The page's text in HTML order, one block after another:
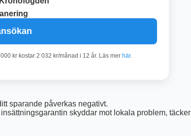
kr kostar 2 032 kr/månad i 12 år. Läs mer här.
sparande påverkas negativt.
skyddar mot lokala problem, täcker